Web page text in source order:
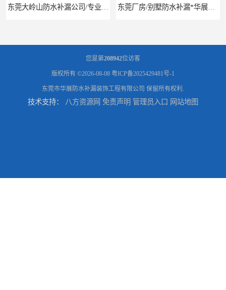
东莞厂房/别墅防水补漏*华展防水，技术全面、专业靠谱
您是第208942位访客
版权所有 ©2026-08-08 粤ICP备2025429481号-1
东莞市华展防水补漏装饰工程有限公司 保留所有权利.
技术支持： 八方资源网 免责声明 管理员入口 网站地图